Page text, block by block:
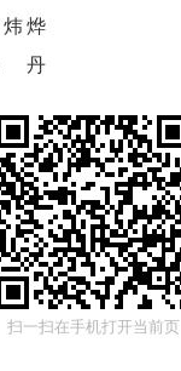
烨
丹
扫一扫在手机打开当前页